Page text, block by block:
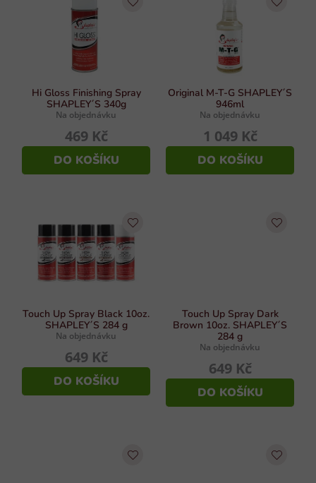
ů
Hi Gloss Finishing Spray
SHAPLEY´S 340g
Na objednávku
469 Kč
DO KOŠÍKU
Original M-T-G SHAPLEY´S
946ml
Na objednávku
1 049 Kč
DO KOŠÍKU
Touch Up Spray Black 10oz.
SHAPLEY´S 284 g
Na objednávku
649 Kč
DO KOŠÍKU
Touch Up Spray Dark
Brown 10oz. SHAPLEY´S
284 g
Na objednávku
649 Kč
DO KOŠÍKU